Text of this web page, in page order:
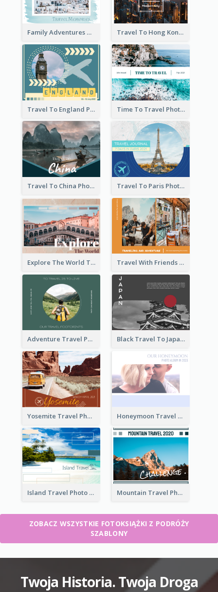
Family Adventures Travel Photo Book Travel To Hong Kong Photo Book
Travel To England Photo Book Time To Travel Photo Book
Travel To China Photo Book Travel To Paris Photo Book
Explore The World Travel Photo Book Travel With Friends Photo Book
Adventure Travel Photo Book Black Travel To Japan Photo Book
Yosemite Travel Photo Book Honeymoon Travel Photo Book
Island Travel Photo Book Mountain Travel Photo Book
ZOBACZ WSZYSTKIE FOTOKSIĄŻKI Z PODRÓŻY
SZABLONY
Twoja Historia. Twoja Droga